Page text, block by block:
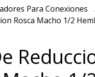
Para Conexiones
Rosca Macho 1/2